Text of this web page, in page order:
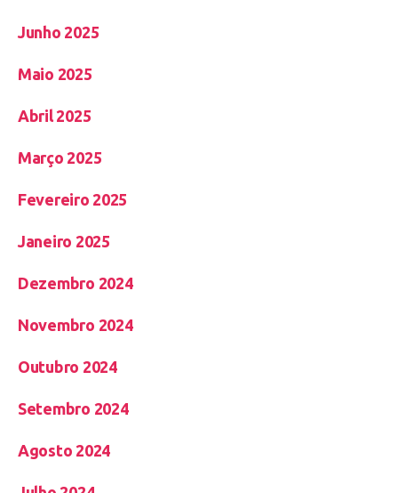
Junho 2025
Maio 2025
Abril 2025
Março 2025
Fevereiro 2025
Janeiro 2025
Dezembro 2024
Novembro 2024
Outubro 2024
Setembro 2024
Agosto 2024